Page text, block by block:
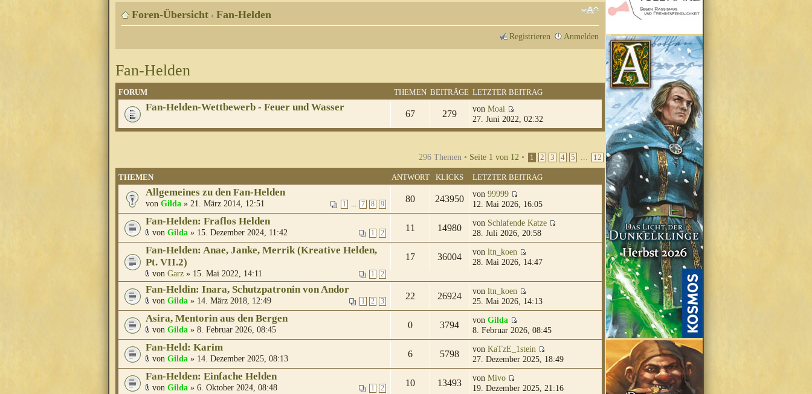
Foren-Übersicht ‹ Fan-Helden
Registrieren Anmelden
Fan-Helden
FORUM THEMEN BEITRÄGE LETZTER BEITRAG
Fan-Helden-Wettbewerb - Feuer und Wasser
67 279 von Moai
27. Juni 2022, 02:32
296 Themen • Seite 1 von 12 • 1 2 3 4 5 12
THEMEN ANTWORT KLICKS LETZTER BEITRAG
Allgemeines zu den Fan-Helden
1 ... 7 8 9
von Gilda » 21. März 2014, 12:51 80 243950 von 99999
12. Mai 2026, 16:05
Fan-Helden: Fraflos Helden
1 2
von Gilda » 15. Dezember 2024, 11:42 11 14980 von Schlafende Katze
28. Juli 2026, 20:58
Fan-Helden: Anae, Janke, Merrik (Kreative Helden,
Pt. VII.2)
1 2
von Garz » 15. Mai 2022, 14:11
17 36004 von ltn_koen
28. Mai 2026, 14:47
Fan-Heldin: Inara, Schutzpatronin von Andor
1 2 3
von Gilda » 14. März 2018, 12:49 22 26924 von ltn_koen
25. Mai 2026, 14:13
Asira, Mentorin aus den Bergen
von Gilda » 8. Februar 2026, 08:45 0 3794 von Gilda
8. Februar 2026, 08:45
Fan-Held: Karim
von Gilda » 14. Dezember 2025, 08:13 6 5798 von KaTzE_1stein
27. Dezember 2025, 18:49
Fan-Helden: Einfache Helden
1 2
von Gilda » 6. Oktober 2024, 08:48 10 13493 von Mivo
19. Dezember 2025, 21:16